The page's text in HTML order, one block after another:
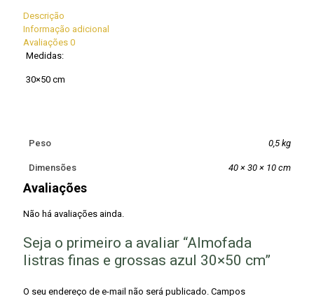
Descrição
Informação adicional
Avaliações 0
Medidas:
30×50 cm
Peso 0,5 kg
Dimensões 40 × 30 × 10 cm
Avaliações
Não há avaliações ainda.
Seja o primeiro a avaliar “Almofada
listras finas e grossas azul 30×50 cm”
O seu endereço de e-mail não será publicado. Campos